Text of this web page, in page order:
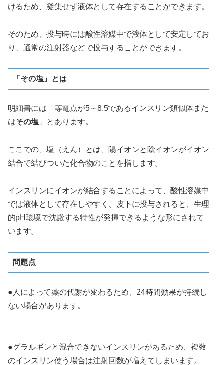
けるため、凝集せず液体として存在することができます。
そのため、投与時には酸性溶媒中で液体として安定してお
り、通常の注射器などで投与することができます。
「その塩」とは
明細書には「等電点が5～8.5であるインスリン類似体また
はその塩 」とあります。
ここでの、塩（えん）とは、陽イオンと陰イオンがイオン
結合で結びついた化合物のことを指します。
インスリンにイオンが結合することによって、酸性溶媒中
では液体として存在しやすく、皮下に投与されると、生理
的pH環境で沈殿する特性が発揮できるような形にされて
います。
問題点
●人によって薬の代謝が変わるため、24時間効果が持続し
ない場合があります。
●グラルギンと混合できないインスリンがあるため、複数
のインスリン使う場合は注射回数が増えてしまいます。